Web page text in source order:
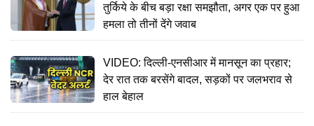
तुर्किये के बीच बड़ा रक्षा समझौता, अगर एक पर हुआ
हमला तो तीनों देंगे जवाब
VIDEO: दिल्ली-एनसीआर में मानसून का प्रहार;
देर रात तक बरसेंगे बादल, सड़कों पर जलभराव से
हाल बेहाल